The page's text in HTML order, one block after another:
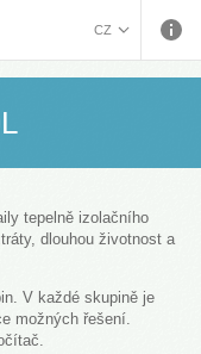
BOSANSKI (BOSNIAN)
CZ
DEUTSCH (GERMAN)
MAGYAR (HUNGARIAN)
МАКЕДОНСКИ
(MACEDONIAN)
ROMÂNĂ (ROMANIAN)
tepelně izolačního
dlouhou životnost a
V každé skupině je
možných řešení.